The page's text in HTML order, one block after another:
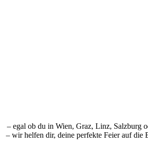
– egal ob du in Wien, Graz, Linz, Salzburg
– wir helfen dir, deine perfekte Feier auf die